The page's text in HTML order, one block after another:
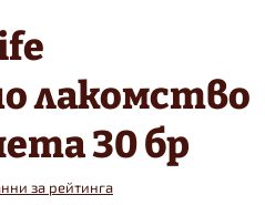
лакомство
30 бр
за рейтинга